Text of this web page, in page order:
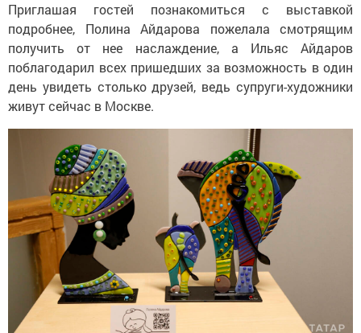
Приглашая гостей познакомиться с выставкой
подробнее, Полина Айдарова пожелала смотрящим
получить от нее наслаждение, а Ильяс Айдаров
поблагодарил всех пришедших за возможность в один
день увидеть столько друзей, ведь супруги-художники
живут сейчас в Москве.